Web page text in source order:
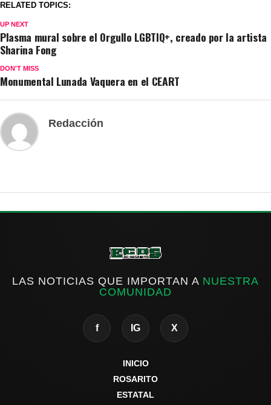
RELATED TOPICS:
UP NEXT
Plasma mural sobre el Orgullo LGBTIQ+, creado por la artista
Sharina Fong
DON'T MISS
Monumental Lunada Vaquera en el CEART
Redacción
LAS NOTICIAS QUE IMPORTAN A NUESTRA
COMUNIDAD
f IG X
INICIO
ROSARITO
ESTATAL